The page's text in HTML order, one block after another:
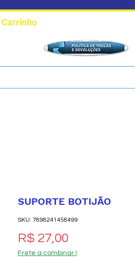
Carrinho
SUPORTE BOTIJÃO
SKU: 7898241458499
R$ 27,00
Frete a combinar !